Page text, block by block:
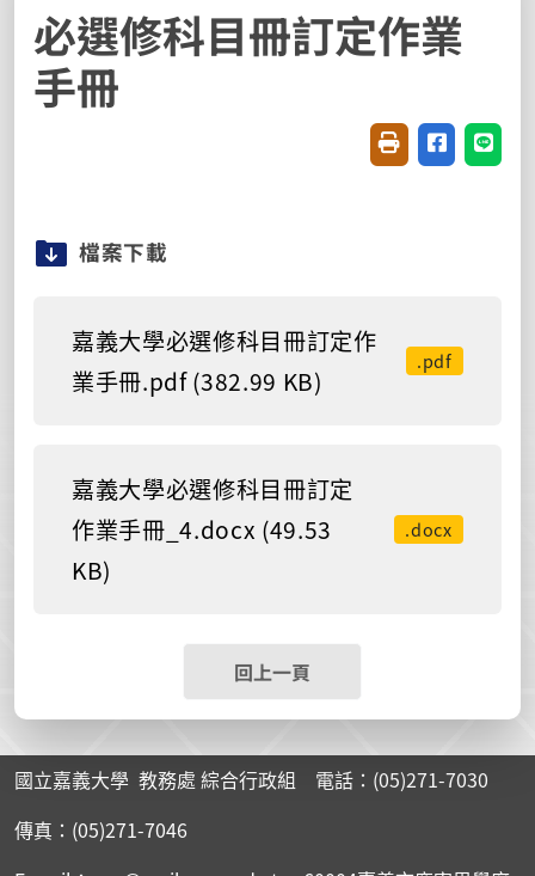
必選修科目冊訂定作業
手冊
友善列印(開新視
分享至臉書
分享
檔案下載
嘉義大學必選修科目冊訂定作
業手冊.pdf (382.99 KB)
.pdf
嘉義大學必選修科目冊訂定
作業手冊_4.docx (49.53
KB)
.docx
回上一頁
國立嘉義大學 教務處 綜合行政組 電話：(05)271-7030
傳真：(05)271-7046